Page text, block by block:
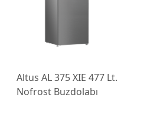
Altus AL 375 XIE 477 Lt.
Nofrost Buzdolabı